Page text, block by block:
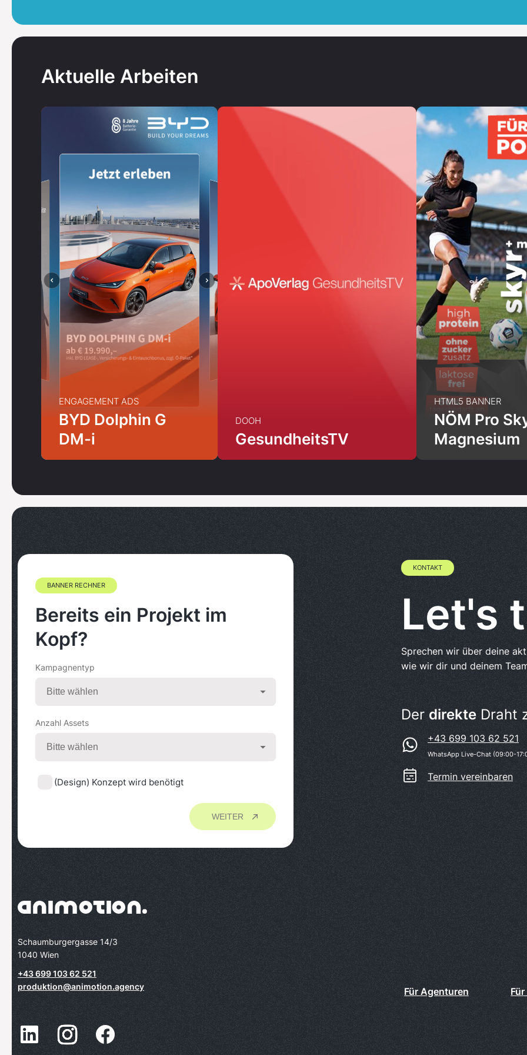
Aktuelle Arbeiten
ENGAGEMENT ADS
BYD Dolphin G
DM-i
DOOH
GesundheitsTV
HTML5 BANNER
NÖM Pro
Magnesium
BANNER RECHNER
Bereits ein Projekt im
Kopf?
Kampagnentyp
Anzahl Assets
(Design) Konzept wird benötigt
WEITER
KONTAKT
Let's
Sprechen wir über deine
wie wir dir und deinem
Der direkte Draht
+43 699 103 62 521
WhatsApp Live-Chat (09:00-
Termin vereinbaren
Schaumburgergasse 14/3
1040 Wien
+43 699 103 62 521
produktion@animotion.agency
Für Agenturen